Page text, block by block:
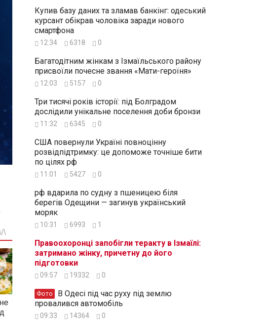
Купив базу даних та зламав банкінг: одеський
курсант обікрав чоловіка заради нового
смартфона
12:34 6318 0
Багатодітним жінкам з Ізмаїльського району
присвоїли почесне звання «Мати-героїня»
12:03 5157 0
Три тисячі років історії: під Болградом
дослідили унікальне поселення доби бронзи
11:32 6345 0
США повернули Україні повноцінну
розвідпідтримку: це допоможе точніше бити
по цілях рф
11:01 5427 0
рф вдарила по судну з пшеницею біля
берегів Одещини — загинув український
моряк
10:31 6993 1
Правоохоронці запобігли теракту в Ізмаїлі:
затримано жінку, причетну до його
підготовки
09:57 19332 0
Фото
провалився автомобіль
09:33 14364 0